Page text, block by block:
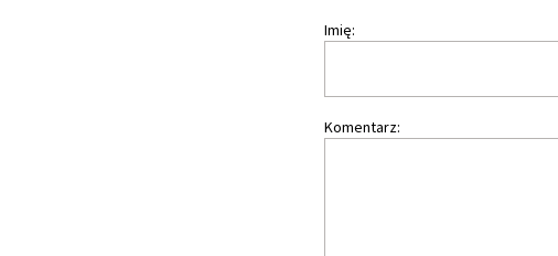
Imię:
Komentarz: